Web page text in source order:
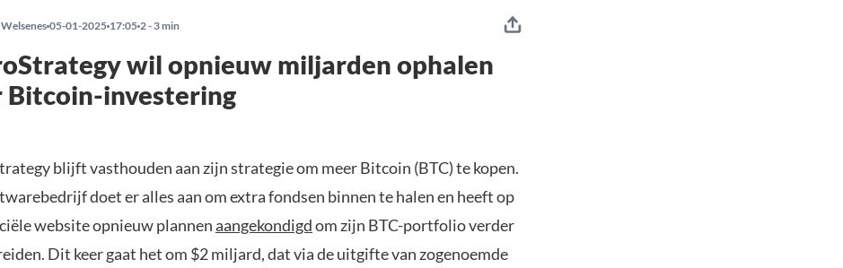
05-01-2025 17:05 2 - 3 min
wil opnieuw miljarden ophalen
Bitcoin-investering
blijft vasthouden aan zijn strategie om meer Bitcoin (BTC) te kopen.
doet er alles aan om extra fondsen binnen te halen en heeft op
website opnieuw plannenaangekondigdom zijn BTC-portfolio verder
Dit keer gaat het om $2 miljard, dat via de uitgifte van zogenoemde